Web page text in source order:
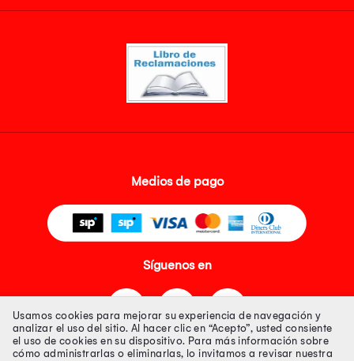
Medios de pago
Síguenos en
Usamos cookies para mejorar su experiencia de navegación y
analizar el uso del sitio. Al hacer clic en “Acepto”, usted consiente
el uso de cookies en su dispositivo. Para más información sobre
cómo administrarlas o eliminarlas, lo invitamos a revisar nuestra